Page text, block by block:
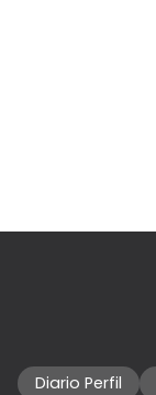
Diario Perfil